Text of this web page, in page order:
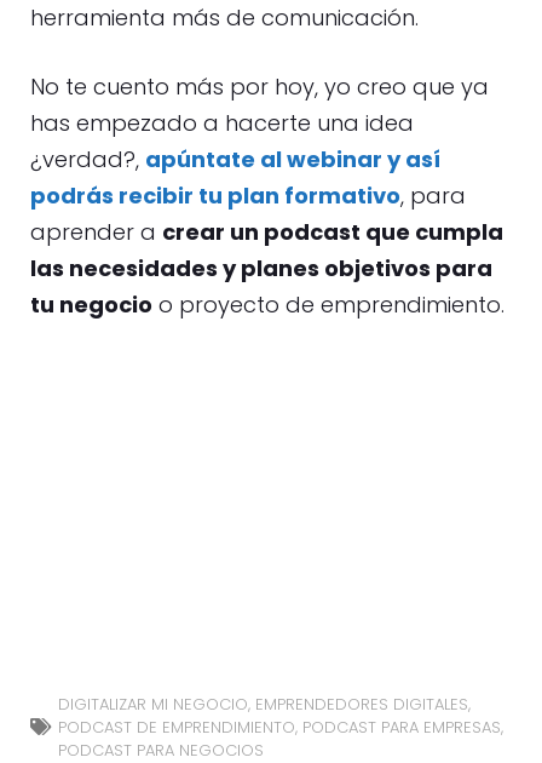
herramienta más de comunicación.
No te cuento más por hoy, yo creo que ya
has empezado a hacerte una idea
¿verdad?, apúntate al webinar y así
podrás recibir tu plan formativo, para
aprender a crear un podcast que cumpla
las necesidades y planes objetivos para
tu negocio o proyecto de emprendimiento.
DIGITALIZAR MI NEGOCIO, EMPRENDEDORES DIGITALES,
PODCAST DE EMPRENDIMIENTO, PODCAST PARA EMPRESAS,
PODCAST PARA NEGOCIOS